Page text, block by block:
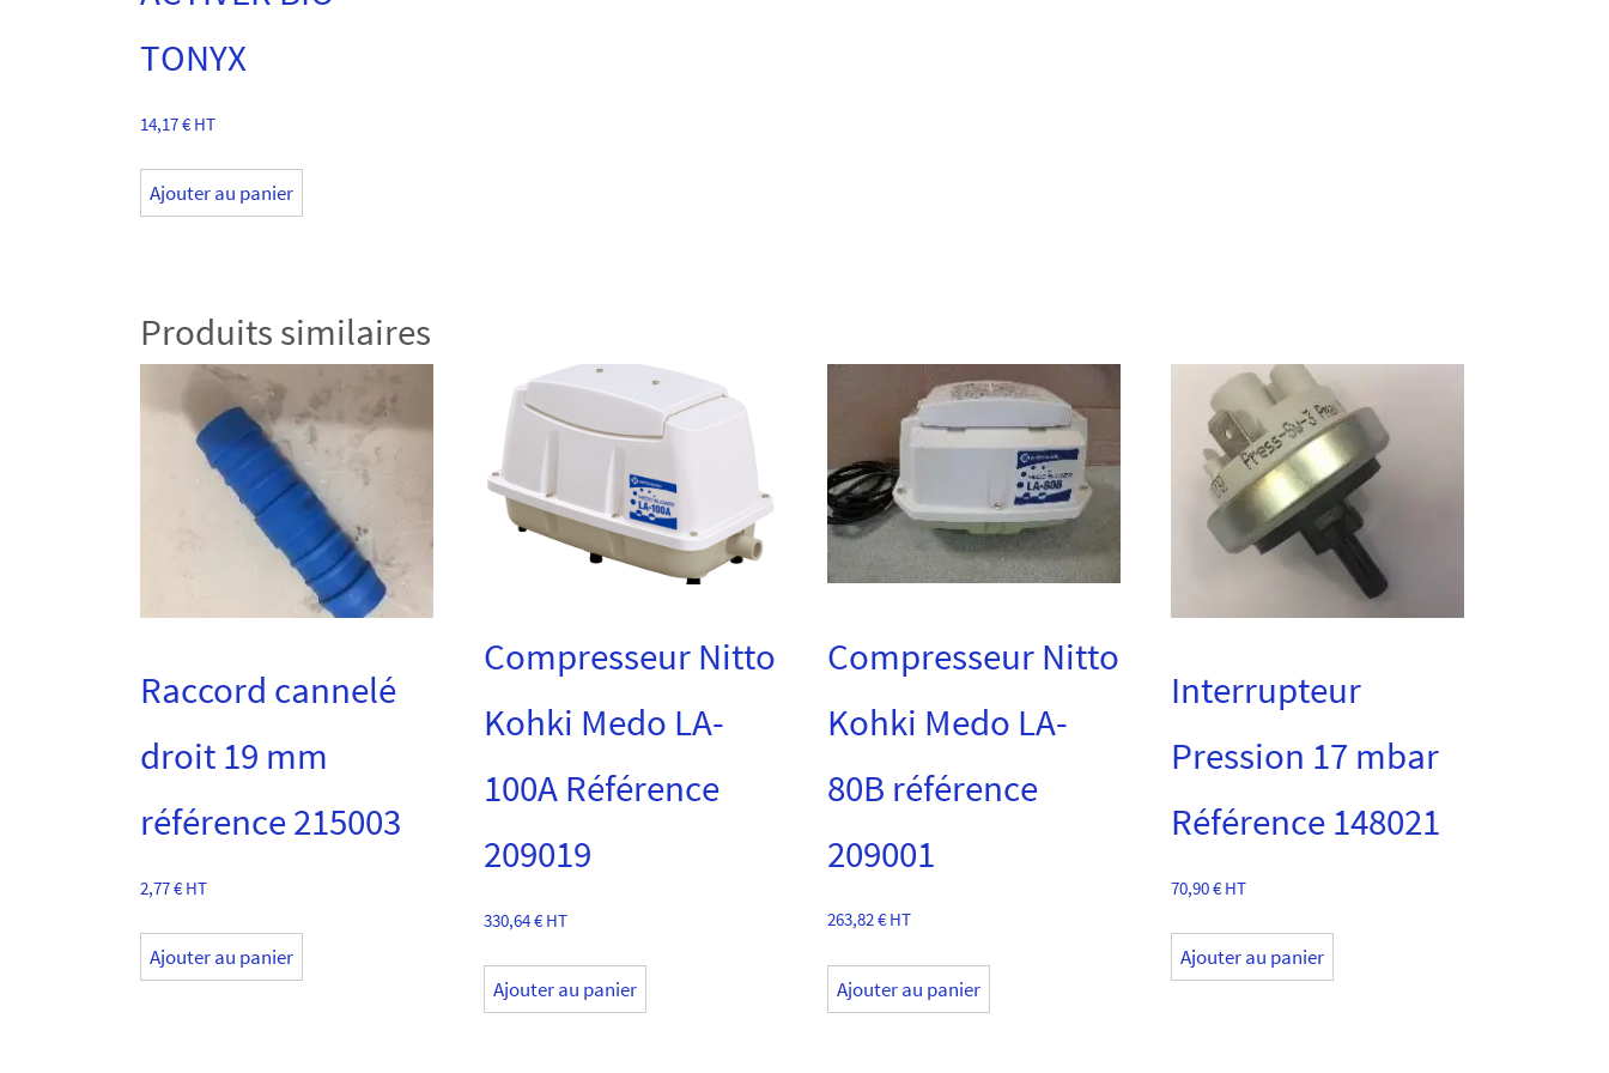
TONYX
14,17€ HT
Ajouter au panier
Produits similaires
Raccord cannelé
droit 19 mm
référence 215003
2,77€ HT
Ajouter au panier
Compresseur Nitto
Kohki Medo LA-
100A Référence
209019
330,64€ HT
Ajouter au panier
Compresseur Nitto
Kohki Medo LA-
80B référence
209001
263,82€ HT
Ajouter au panier
Interrupteur
Pression 17 mbar
Référence 148021
70,90€ HT
Ajouter au panier